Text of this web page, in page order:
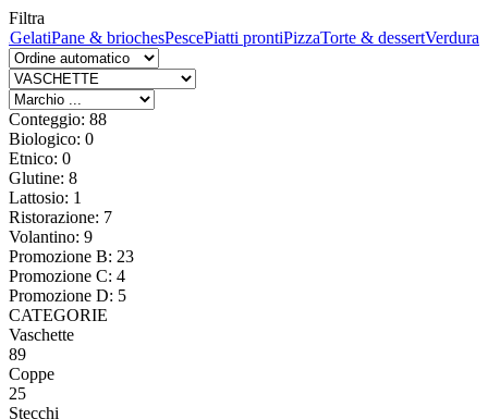
Filtra
GelatiPane & briochesPescePiatti prontiPizzaTorte & dessertVerdura
Conteggio: 88
Biologico: 0
Etnico: 0
Glutine: 8
Lattosio: 1
Ristorazione: 7
Volantino: 9
Promozione B: 23
Promozione C: 4
Promozione D: 5
CATEGORIE
Vaschette
89
Coppe
25
Stecchi